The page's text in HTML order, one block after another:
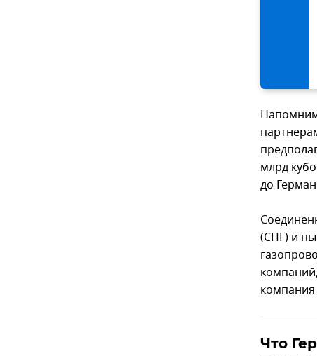
млрд
до
(СПГ) и
компания
Что